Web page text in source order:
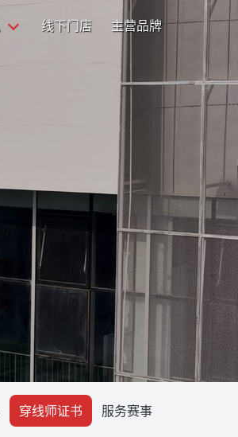
线下门店 主营品牌
穿线师证书 服务赛事